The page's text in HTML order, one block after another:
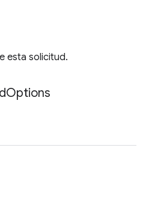
esta solicitud.
Options